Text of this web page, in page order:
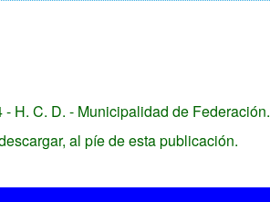
H. C. D. - Municipalidad de Federación.
al píe de esta publicación.